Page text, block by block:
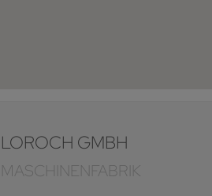
LOROCH GMBH
MASCHINENFABRIK